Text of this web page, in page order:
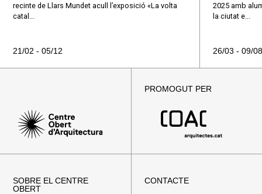
recinte de Llars Mundet acull l’exposició «La volta
catal...
21/02 - 05/12
2025 amb
la ciutat e...
26/03 - 09/08
PROMOGUT PER
SOBRE EL CENTRE
OBERT
CONTACTE